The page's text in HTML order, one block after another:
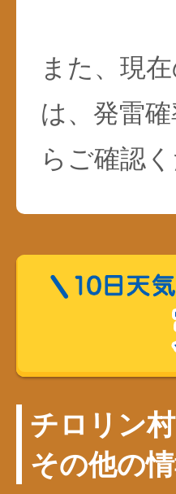
また、現
は、発雷
らご確認く
チロリン
その他の